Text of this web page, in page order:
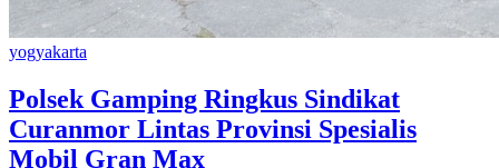
yogyakarta
Polsek Gamping Ringkus Sindikat
Curanmor Lintas Provinsi Spesialis
Mobil Gran Max